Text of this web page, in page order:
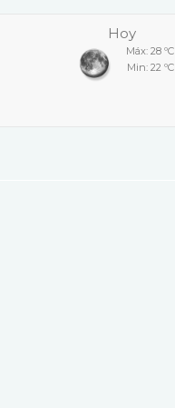
Hoy
Máx: 28 ºC
Min: 22 ºC